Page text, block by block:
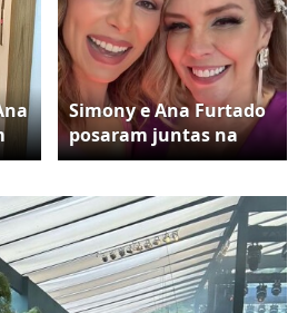
Simony e Ana Furtado
posaram juntas na
festa de casamento